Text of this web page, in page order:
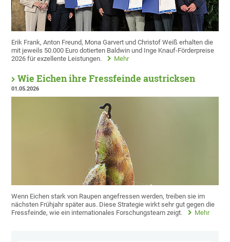
Erik Frank, Anton Freund, Mona Garvert und Christof Weiß erhalten die
mit jeweils 50.000 Euro dotierten Baldwin und Inge Knauf-Förderpreise
2026 für exzellente Leistungen.
Mehr
Wie Eichen ihre Fressfeinde austricksen
01.05.2026
Wenn Eichen stark von Raupen angefressen werden, treiben sie im
nächsten Frühjahr später aus. Diese Strategie wirkt sehr gut gegen die
Fressfeinde, wie ein internationales Forschungsteam zeigt.
Mehr